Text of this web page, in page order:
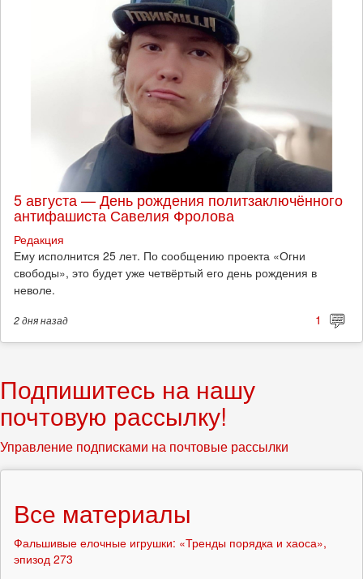
5 августа — День рождения политзаключённого
антифашиста Савелия Фролова
Редакция
Ему исполнится 25 лет. По сообщению проекта «Огни
свободы», это будет уже четвёртый его день рождения в
неволе.
2 дняназад 1
Подпишитесь на нашу
почтовую рассылку!
Управление подписками на почтовые рассылки
Все материалы
Фальшивые елочные игрушки: «Тренды порядка и хаоса»,
эпизод 273